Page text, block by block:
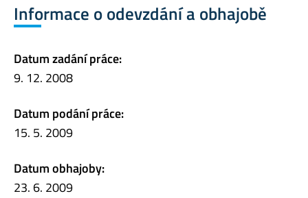
Informace o odevzdání a obhajobě
Datum zadání práce:
9. 12. 2008
Datum podání práce:
15. 5. 2009
Datum obhajoby:
23. 6. 2009